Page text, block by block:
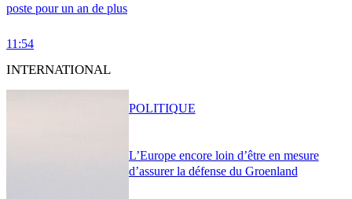
poste pour un an de plus
11:54
INTERNATIONAL
L’Europe encore loin d’être en mesure
d’assurer la défense du Groenland
POLITIQUE